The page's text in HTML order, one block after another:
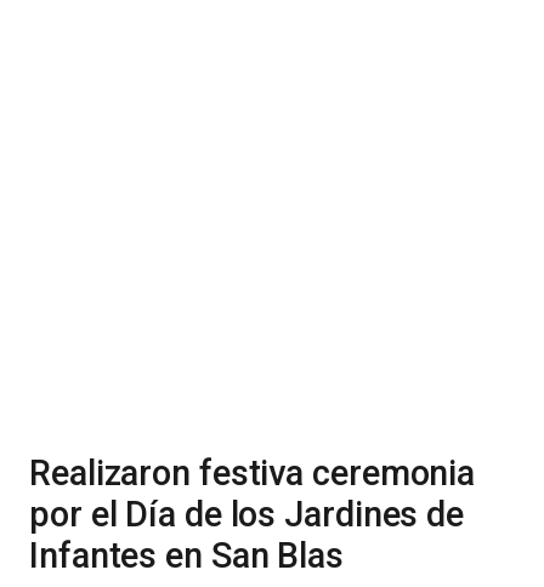
Realizaron festiva ceremonia
por el Día de los Jardines de
Infantes en San Blas